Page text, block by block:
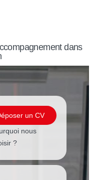
dans
un CV
nous
?